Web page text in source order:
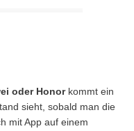
oder Honorkommt ein
sieht, sobald man die
mit App auf einem